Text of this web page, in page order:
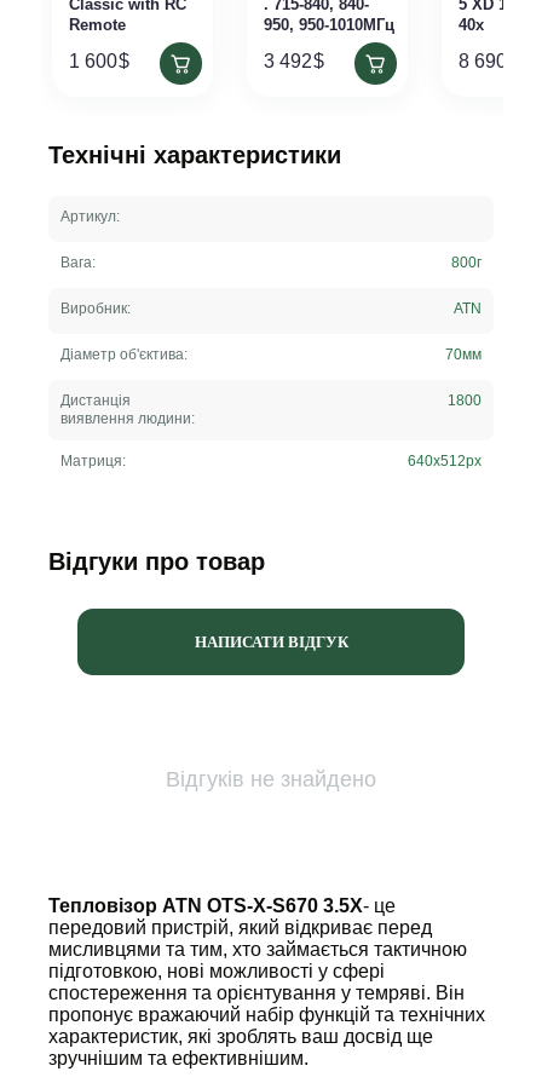
Classic with RC
Remote
1 600$
. 715-840, 840-
950, 950-1010МГц
3 492$
5 XD 1280
40x
8 690
Технічні характеристики
Артикул:
Вага: 800г
Виробник: ATN
Діаметр об'єктива: 70мм
Дистанція
виявлення людини:
1800
Матриця: 640х512px
Відгуки про товар
НАПИСАТИ ВІДГУК
Відгуків не знайдено
Тепловізор ATN OTS-X-S670 3.5X- це
передовий пристрій, який відкриває перед
мисливцями та тим, хто займається тактичною
підготовкою, нові можливості у сфері
спостереження та орієнтування у темряві. Він
пропонує вражаючий набір функцій та технічних
характеристик, які зроблять ваш досвід ще
зручнішим та ефективнішим.